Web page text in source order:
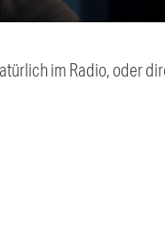
im Radio, oder